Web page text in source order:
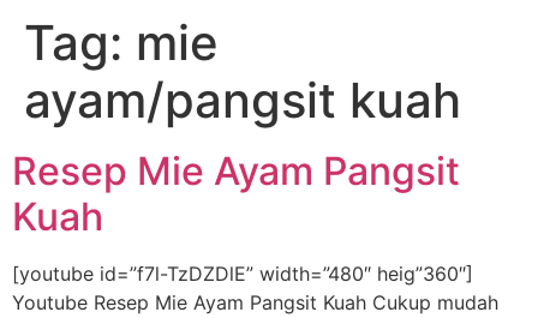
Tag: mie
ayam/pangsit kuah
Resep Mie Ayam Pangsit
Kuah
[youtube id=”f7l-TzDZDlE” width=”480″ heig”360″]
Youtube Resep Mie Ayam Pangsit Kuah Cukup mudah